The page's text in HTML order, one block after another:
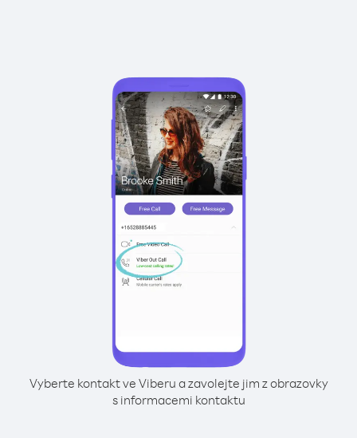
Vyberte kontakt ve Viberu a zavolejte jim z obrazovky
s informacemi kontaktu